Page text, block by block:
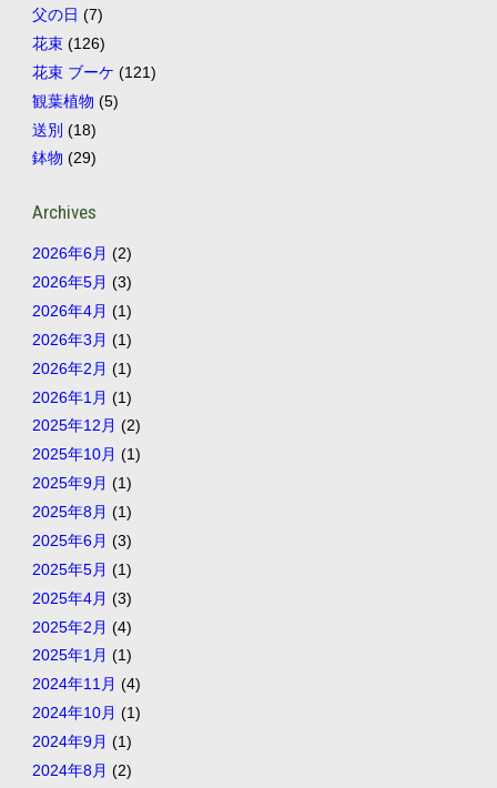
父の日 (7)
花束(126)
花束 ブーケ (121)
観葉植物 (5)
送別 (18)
鉢物 (29)
Archives
2026年6月 (2)
2026年5月 (3)
2026年4月 (1)
2026年3月 (1)
2026年2月 (1)
2026年1月 (1)
2025年12月 (2)
2025年10月 (1)
2025年9月 (1)
2025年8月 (1)
2025年6月 (3)
2025年5月 (1)
2025年4月 (3)
2025年2月 (4)
2025年1月 (1)
2024年11月 (4)
2024年10月 (1)
2024年9月 (1)
2024年8月 (2)